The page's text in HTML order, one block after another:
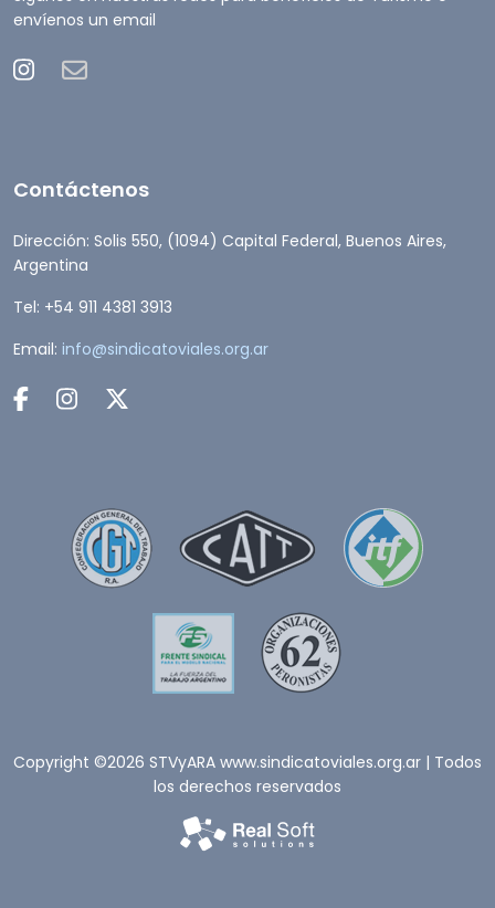
envíenos un email
Contáctenos
Dirección: Solis 550, (1094) Capital Federal, Buenos Aires,
Argentina
Tel: +54 911 4381 3913
Email: info@sindicatoviales.org.ar
Copyright ©2026 STVyARA www.sindicatoviales.org.ar | Todos
los derechos reservados